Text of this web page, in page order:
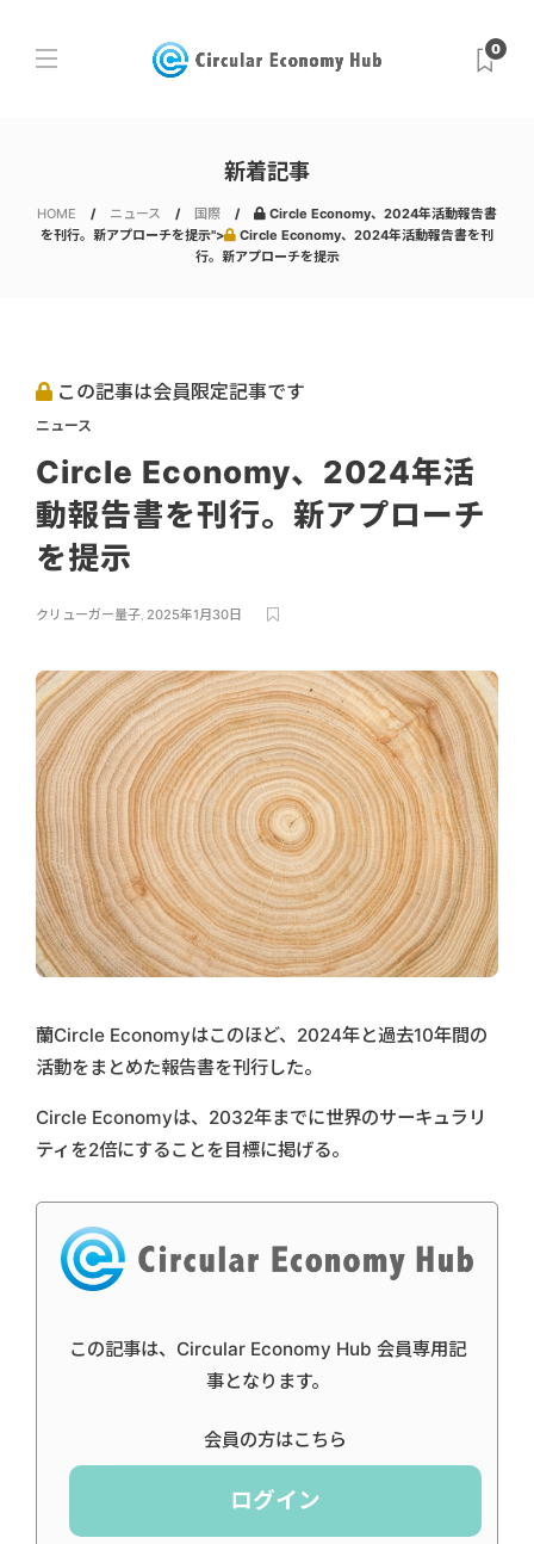
0
新着記事
HOME ニュース 国際
Circle Economy、2024年活動報告書
を刊行。新アプローチを提示">
Circle Economy、2024年活動報告書を刊
行。新アプローチを提示
この記事は会員限定記事です
ニュース
Circle Economy、2024年活
動報告書を刊行。新アプローチ
を提示
クリューガー量子, 2025年1月30日
蘭Circle Economyはこのほど、2024年と過去10年間の
活動をまとめた報告書を刊行した。
Circle Economyは、2032年までに世界のサーキュラリ
ティを2倍にすることを目標に掲げる。
この記事は、Circular Economy Hub 会員専用記
事となります。
会員の方はこちら
ログイン